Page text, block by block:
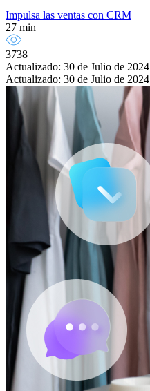
Impulsa las ventas con CRM
27 min
3738
Actualizado: 30 de Julio de 2024
Actualizado: 30 de Julio de 2024